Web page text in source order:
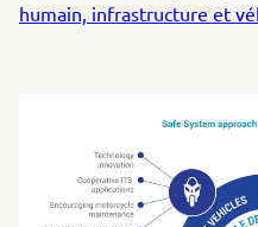
humain, infrastructure et